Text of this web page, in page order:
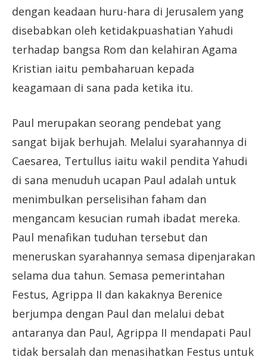
dengan keadaan huru-hara di Jerusalem yang
disebabkan oleh ketidakpuashatian Yahudi
terhadap bangsa Rom dan kelahiran Agama
Kristian iaitu pembaharuan kepada
keagamaan di sana pada ketika itu.
Paul merupakan seorang pendebat yang
sangat bijak berhujah. Melalui syarahannya di
Caesarea, Tertullus iaitu wakil pendita Yahudi
di sana menuduh ucapan Paul adalah untuk
menimbulkan perselisihan faham dan
mengancam kesucian rumah ibadat mereka.
Paul menafikan tuduhan tersebut dan
meneruskan syarahannya semasa dipenjarakan
selama dua tahun. Semasa pemerintahan
Festus, Agrippa II dan kakaknya Berenice
berjumpa dengan Paul dan melalui debat
antaranya dan Paul, Agrippa II mendapati Paul
tidak bersalah dan menasihatkan Festus untuk